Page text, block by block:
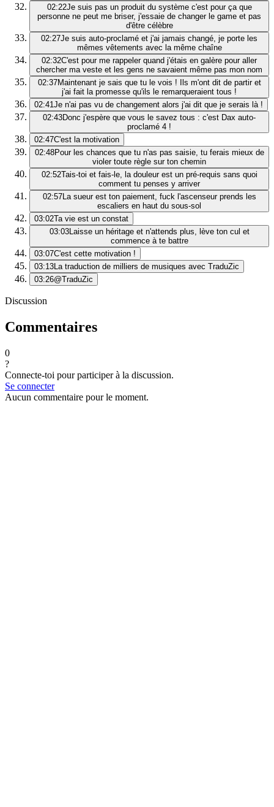
02:22Je suis pas un produit du système c'est pour ça que
personne ne peut me briser, j'essaie de changer le game et pas
d'être célèbre
02:27Je suis auto-proclamé et j'ai jamais changé, je porte les
mêmes vêtements avec la même chaîne
02:32C'est pour me rappeler quand j'étais en galère pour aller
chercher ma veste et les gens ne savaient même pas mon nom
02:37Maintenant je sais que tu le vois ! Ils m'ont dit de partir et
j'ai fait la promesse qu'ils le remarqueraient tous !
02:41Je n'ai pas vu de changement alors j'ai dit que je serais là !
02:43Donc j'espère que vous le savez tous : c'est Dax auto-
proclamé 4 !
02:47C'est la motivation
02:48Pour les chances que tu n'as pas saisie, tu ferais mieux de
violer toute règle sur ton chemin
02:52Tais-toi et fais-le, la douleur est un pré-requis sans quoi
comment tu penses y arriver
02:57La sueur est ton paiement, fuck l'ascenseur prends les
escaliers en haut du sous-sol
03:02Ta vie est un constat
03:03Laisse un héritage et n'attends plus, lève ton cul et
commence à te battre
03:07C'est cette motivation !
03:13La traduction de milliers de musiques avec TraduZic
03:26@TraduZic
Discussion
Commentaires
0
?
Connecte-toi pour participer à la discussion.
Se connecter
Aucun commentaire pour le moment.